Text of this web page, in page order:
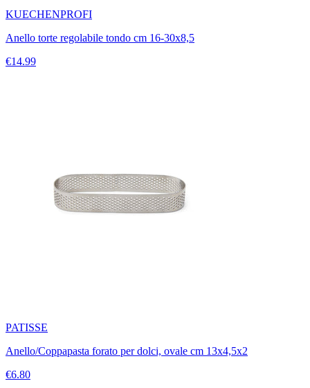
KUECHENPROFI
Anello torte regolabile tondo cm 16-30x8,5
€14.99
PATISSE
Anello/Coppapasta forato per dolci, ovale cm 13x4,5x2
€6.80